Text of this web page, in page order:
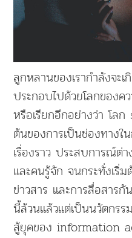
ลูกหลานของเรากำลังจะ
ประกอบไปด้วยโลกของค
หรือเรียกอีกอย่างว่า โล
ต้นของการเป็นช่องทางใ
เรื่องราว ประสบการณ์ต่
และคนรู้จัก จนกระทั่งเริ่
ข่าวสาร และการสื่อสาร
นี้ล้วนแล้วแต่เป็นนวัตกรร
สู้ยุคของ information